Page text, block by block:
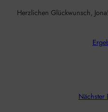
Herzlichen Glückwunsch, Jona!
Nächster